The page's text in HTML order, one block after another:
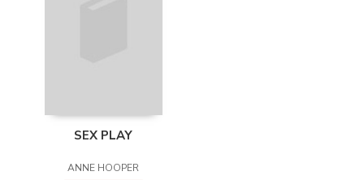
SEX PLAY
ANNE HOOPER